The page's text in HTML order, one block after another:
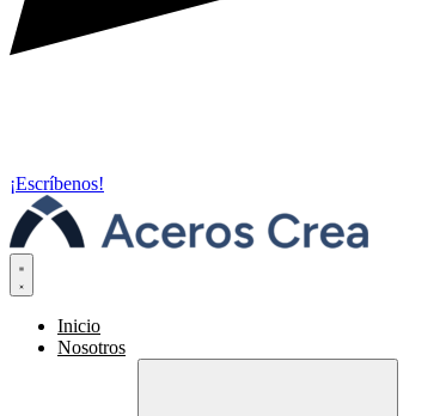
¡Escríbenos!
Inicio
Nosotros